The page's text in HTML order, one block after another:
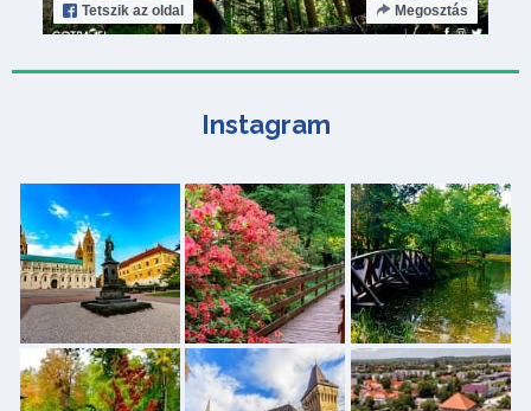
Tetszik az oldal Megosztás
Instagram